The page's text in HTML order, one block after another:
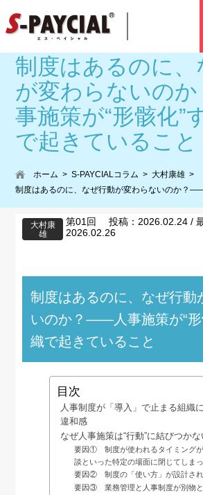
制度はあるのに、
が変わらないの
事施策が“形骸化”
で起きていること
ホーム S-PAYCIALコラム
大村康雄
制度はあるのに、なぜ行動が変わらないのか？
大村康
雄
第01回 投稿：2026.02.24 / 最
2026.02.26
制度はあるのに、なぜ行動
いのか？——人事施策が“形
織で起きていること
目次
人事制度が「導入」で止まる組織
違和感
なぜ人事施策は“行動”に結びつか
要因① 制度が使われるタイミング
談といった特定の場面に閉じてしま
要因② 制度の「使い方」が設計さ
要因③ 業務管理と人事制度が別物と